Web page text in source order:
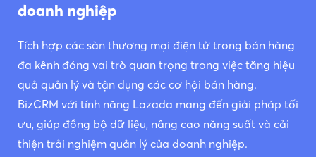
doanh nghiệp
Tích hợp các sàn thương mại điện tử trong bán hàng
đa kênh đóng vai trò quan trọng trong việc tăng hiệu
quả quản lý và tận dụng các cơ hội bán hàng.
BizCRM với tính năng Lazada mang đến giải pháp tối
ưu, giúp đồng bộ dữ liệu, nâng cao năng suất và cải
thiện trải nghiệm quản lý của doanh nghiệp.